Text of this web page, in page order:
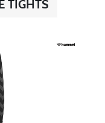
TIGHTS